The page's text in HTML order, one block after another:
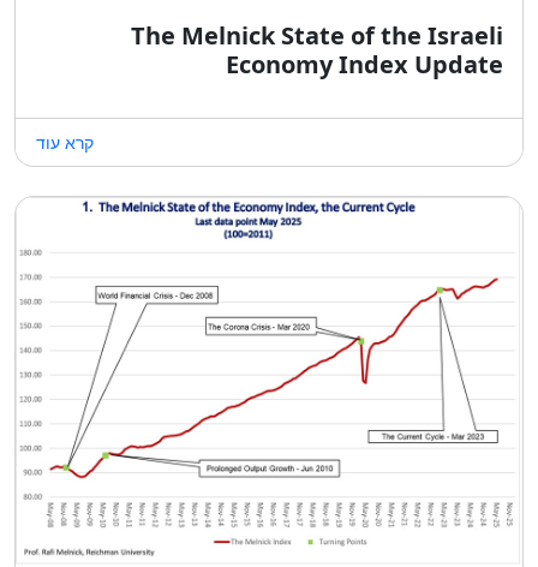
The Melnick State of the Israeli
Economy Index Update
קרא עוד